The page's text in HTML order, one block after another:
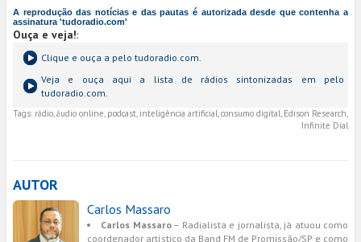
A reprodução das notícias e das pautas é autorizada desde que contenha a
assinatura 'tudoradio.com'
Ouça e veja!:
Clique e ouça a pelo tudoradio.com.
Veja e ouça aqui a lista de rádios sintonizadas em pelo
tudoradio.com.
Tags: rádio, áudio online, podcast, inteligência artificial, consumo digital, Edison Research,
Infinite Dial
AUTOR
Carlos Massaro
Carlos Massaro– Radialista e jornalista, já atuou como
coordenador artístico da Band FM de Promissão/SP e como